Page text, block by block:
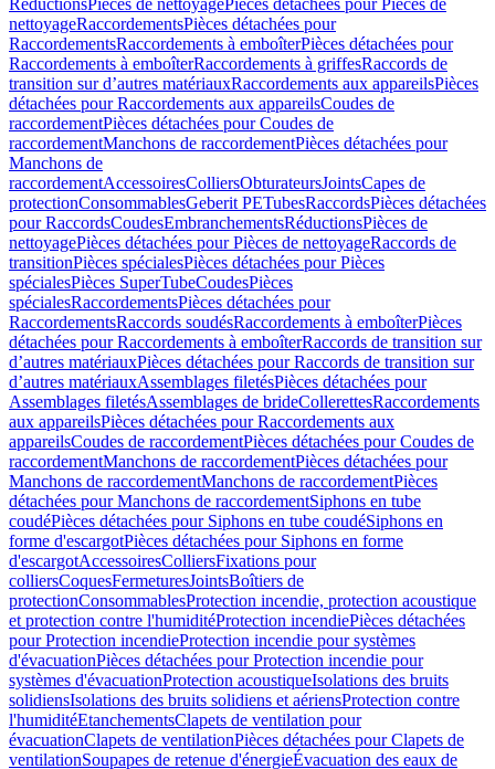
RéductionsPièces de nettoyagePièces détachées pour Pièces de
nettoyageRaccordementsPièces détachées pour
RaccordementsRaccordements à emboîterPièces détachées pour
Raccordements à emboîterRaccordements à griffesRaccords de
transition sur d’autres matériauxRaccordements aux appareilsPièces
détachées pour Raccordements aux appareilsCoudes de
raccordementPièces détachées pour Coudes de
raccordementManchons de raccordementPièces détachées pour
Manchons de
raccordementAccessoiresColliersObturateursJointsCapes de
protectionConsommablesGeberit PETubesRaccordsPièces détachées
pour RaccordsCoudesEmbranchementsRéductionsPièces de
nettoyagePièces détachées pour Pièces de nettoyageRaccords de
transitionPièces spécialesPièces détachées pour Pièces
spécialesPièces SuperTubeCoudesPièces
spécialesRaccordementsPièces détachées pour
RaccordementsRaccords soudésRaccordements à emboîterPièces
détachées pour Raccordements à emboîterRaccords de transition sur
d’autres matériauxPièces détachées pour Raccords de transition sur
d’autres matériauxAssemblages filetésPièces détachées pour
Assemblages filetésAssemblages de brideCollerettesRaccordements
aux appareilsPièces détachées pour Raccordements aux
appareilsCoudes de raccordementPièces détachées pour Coudes de
raccordementManchons de raccordementPièces détachées pour
Manchons de raccordementManchons de raccordementPièces
détachées pour Manchons de raccordementSiphons en tube
coudéPièces détachées pour Siphons en tube coudéSiphons en
forme d'escargotPièces détachées pour Siphons en forme
d'escargotAccessoiresColliersFixations pour
colliersCoquesFermeturesJointsBoîtiers de
protectionConsommablesProtection incendie, protection acoustique
et protection contre l'humiditéProtection incendiePièces détachées
pour Protection incendieProtection incendie pour systèmes
d'évacuationPièces détachées pour Protection incendie pour
systèmes d'évacuationProtection acoustiqueIsolations des bruits
solidiensIsolations des bruits solidiens et aériensProtection contre
l'humiditéEtanchementsClapets de ventilation pour
évacuationClapets de ventilationPièces détachées pour Clapets de
ventilationSoupapes de retenue d'énergieÉvacuation des eaux de